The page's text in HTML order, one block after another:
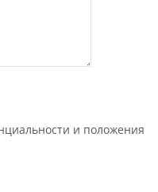
и положения